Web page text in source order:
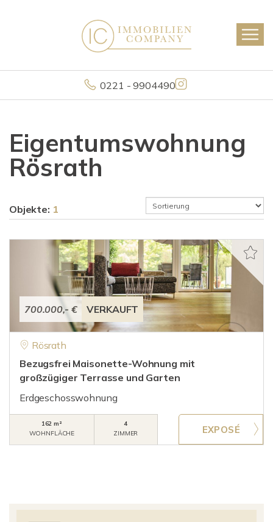
0221 - 9904490
Eigentumswohnung
Rösrath
Objekte: 1
700.000,- € VERKAUFT
Rösrath
Bezugsfrei Maisonette-Wohnung mit
großzügiger Terrasse und Garten
Erdgeschosswohnung
162 m²
WOHNFLÄCHE
4
ZIMMER